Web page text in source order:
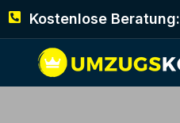
Kostenlose Beratung: